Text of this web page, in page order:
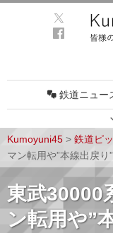
鉄道ニュー
車両技術
ルール
Kumoyuni45 > 鉄道ピ
マン転用や”本線出戻り
東武30000
ン転用や”